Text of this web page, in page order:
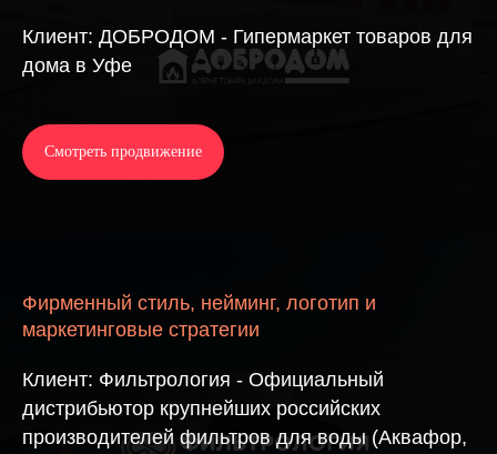
Клиент: ДОБРОДОМ - Гипермаркет товаров для
дома в Уфе
Смотреть продвижение
Фирменный стиль, нейминг, логотип и
маркетинговые стратегии
Клиент: Фильтрология - Официальный
дистрибьютор крупнейших российских
производителей фильтров для воды (Аквафор,